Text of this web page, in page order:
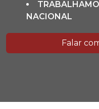
TRABALHAMOS EM TODO O TERRITÓRIO
NACIONAL
Falar